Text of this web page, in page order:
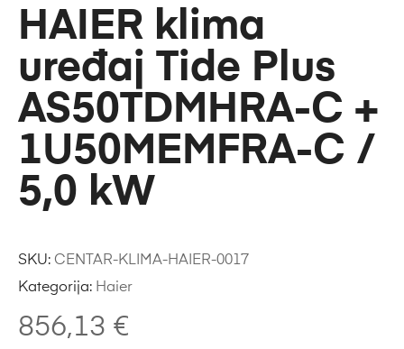
HAIER klima
uređaj Tide Plus
AS50TDMHRA-C +
1U50MEMFRA-C /
5,0 kW
856,13 €
SKU: CENTAR-KLIMA-HAIER-0017
Kategorija: Haier